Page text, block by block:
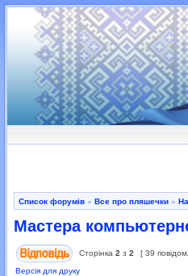
Список форумів » Все про пляшечки »
Мастера
Сторінка 2 з 2
[ 39
Версія для друку